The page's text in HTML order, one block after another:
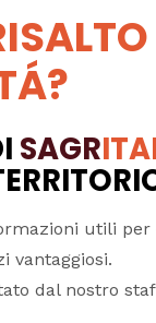
SAGR
utili per
vantaggiosi.
dal nostro